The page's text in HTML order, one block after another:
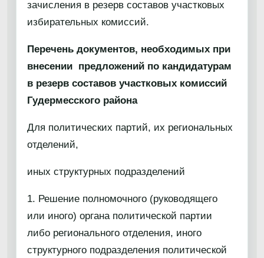
зачисления в резерв составов участковых
избирательных комиссий.
Перечень документов, необходимых при
внесении предложений по кандидатурам
в резерв составов участковых комиссий
Гудермесского района
Для политических партий, их региональных
отделений,
иных структурных подразделений
1. Решение полномочного (руководящего
или иного) органа политической партии
либо регионального отделения, иного
структурного подразделения политической